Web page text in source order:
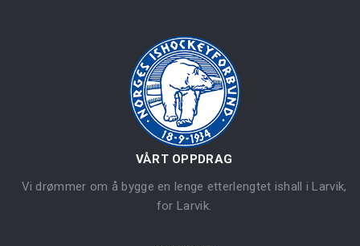
VÅRT OPPDRAG
Vi drømmer om å bygge en lenge etterlengtet ishall i Larvik,
for Larvik.